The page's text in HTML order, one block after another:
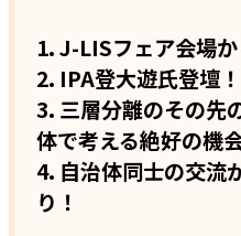
1. J-LISフェア会場
2. IPA登大遊氏登壇！
3. 三層分離のその先
体で考える絶好の機
4. 自治体同士の交流
り！